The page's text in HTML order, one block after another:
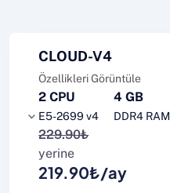
CLOUD-V4
Özellikleri Görüntüle
2 CPU
E5-2699 v4
4 GB
DDR4 RAM
229.90₺
yerine
219.90₺/ay